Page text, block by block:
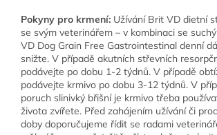
Pokyny pro krmení: Užívání Brit VD dietní
se svým veterinářem – v kombinaci se
VD Dog Grain Free Gastrointestinal denní
snižte. V případě akutních střevních
podávejte po dobu 1-2 týdnů. V případě
podávejte krmivo po dobu 3-12 týdnů. V
poruch slinivký břišní je krmivo třeba
života zvířete. Před zahájením užívání či
doby doporučujeme řídit se radami